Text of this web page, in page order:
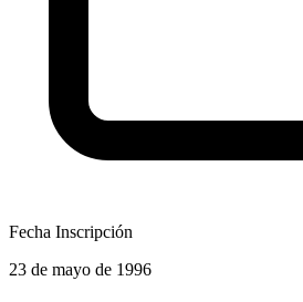
Fecha Inscripción
23 de mayo de 1996